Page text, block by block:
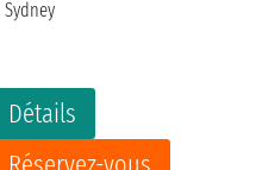
Détails
Sydney